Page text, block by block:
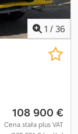
1 / 36
108 900 €
Cena stała plus VAT